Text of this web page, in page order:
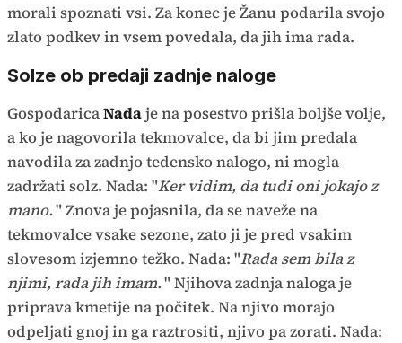
morali spoznati vsi. Za konec je Žanu podarila svojo
zlato podkev in vsem povedala, da jih ima rada.
Solze ob predaji zadnje naloge
GospodaricaNadaje na posestvo prišla boljše volje,
a ko je nagovorila tekmovalce, da bi jim predala
navodila za zadnjo tedensko nalogo, ni mogla
zadržati solz. Nada: "Ker vidim, da tudi oni jokajo z
mano." Znova je pojasnila, da se naveže na
tekmovalce vsake sezone, zato ji je pred vsakim
slovesom izjemno težko. Nada: "Rada sem bila z
njimi, rada jih imam." Njihova zadnja naloga je
priprava kmetije na počitek. Na njivo morajo
odpeljati gnoj in ga raztrositi, njivo pa zorati. Nada: